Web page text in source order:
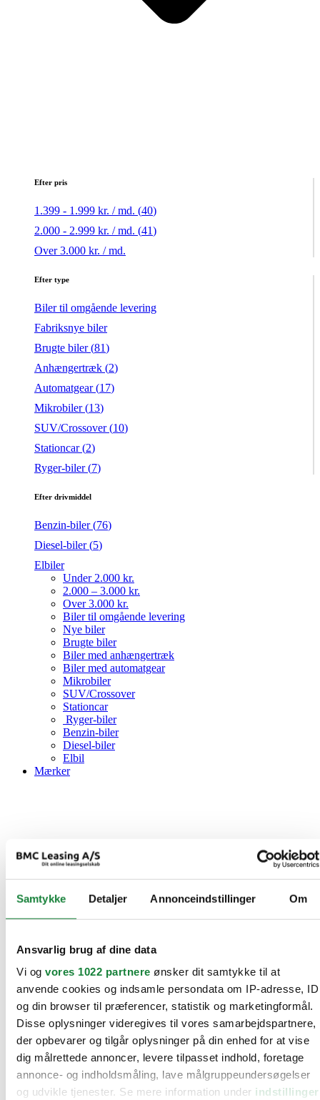
Samtykke Detaljer Annonceindstillinger Om
Ansvarlig brug af dine data
Vi og vores 1022 partnere ønsker dit samtykke til at
anvende cookies og indsamle persondata om IP-adresse, ID
og din browser til præferencer, statistik og marketingformål.
Disse oplysninger videregives til vores samarbejdspartnere,
der opbevarer og tilgår oplysninger på din enhed for at vise
dig målrettede annoncer, levere tilpasset indhold, foretage
annonce- og indholdsmåling, lave målgruppeundersøgelser
og udvikle tjenester. Se mere information under indstillinger
Efter pris
1.399 - 1.999 kr. / md. (40)
2.000 - 2.999 kr. / md. (41)
Over 3.000 kr. / md.
Efter type
Biler til omgående levering
Fabriksnye biler
Brugte biler (81)
Anhængertræk (2)
Automatgear (17)
Mikrobiler (13)
SUV/Crossover (10)
Stationcar (2)
Ryger-biler (7)
Efter drivmiddel
Benzin-biler (76)
Diesel-biler (5)
Elbiler
Under 2.000 kr.
2.000 – 3.000 kr.
Over 3.000 kr.
Biler til omgående levering
Nye biler
Brugte biler
Biler med anhængertræk
Biler med automatgear
Mikrobiler
SUV/Crossover
Stationcar
Ryger-biler
Benzin-biler
Diesel-biler
Elbil
Mærker